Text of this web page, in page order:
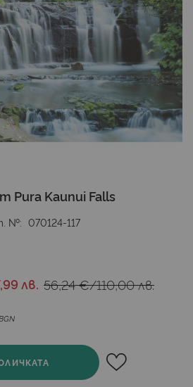
Kaunui Falls
№ 070124-117
лв. 56,24 €/110,00 лв.